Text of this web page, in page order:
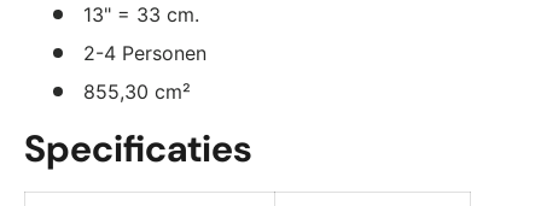
13" = 33 cm.
2-4 Personen
855,30 cm²
Specificaties